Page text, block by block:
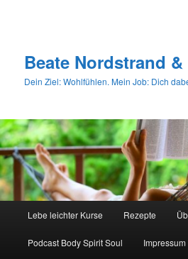
Beate Nordstrand
Dein Ziel: Wohlfühlen. Mein Job: Dich
Lebe leichter Kurse Rezepte
Podcast Body Spirit Soul Impressum